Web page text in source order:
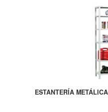
ESTANTERÍA